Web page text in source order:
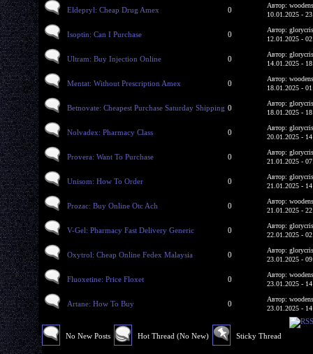
Eldepryl: Cheap Drug Amex 0
Автор:
10.01.2025 -
Isoptin: Can I Purchase 0
Автор:
12.01.2025 -
Ultram: Buy Injection Online 0
Автор:
14.01.2025 -
Mentat: Without Prescription Amex 0
Автор:
18.01.2025 -
Betnovate: Cheapest Purchase Saturday Shipping 0
Автор:
18.01.2025 -
Nolvadex: Pharmacy Class 0
Автор:
20.01.2025 -
Provera: Want To Purchase 0
Автор:
21.01.2025 -
Unisom: How To Order 0
Автор:
21.01.2025 -
Prozac: Buy Online Otc Ach 0
Автор:
21.01.2025 -
V-Gel: Pharmacy Fast Delivery Generic 0
Автор:
22.01.2025 -
Oxytrol: Cheap Online Fedex Malaysia 0
Автор:
23.01.2025 -
Fluoxetine: Price Floxet 0
Автор:
23.01.2025 -
Artane: How To Buy 0
Автор:
23.01.2025 -
No New Posts Hot Thread (No New) Sticky Thread